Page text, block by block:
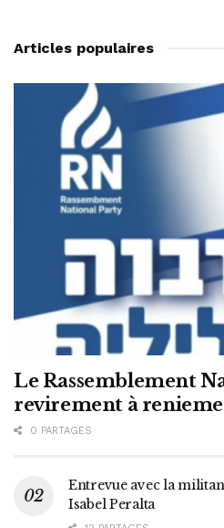
Articles populaires
Le Rassemblement
revirement à
0 PARTAGES
Entrevue avec la
Isabel Peralta